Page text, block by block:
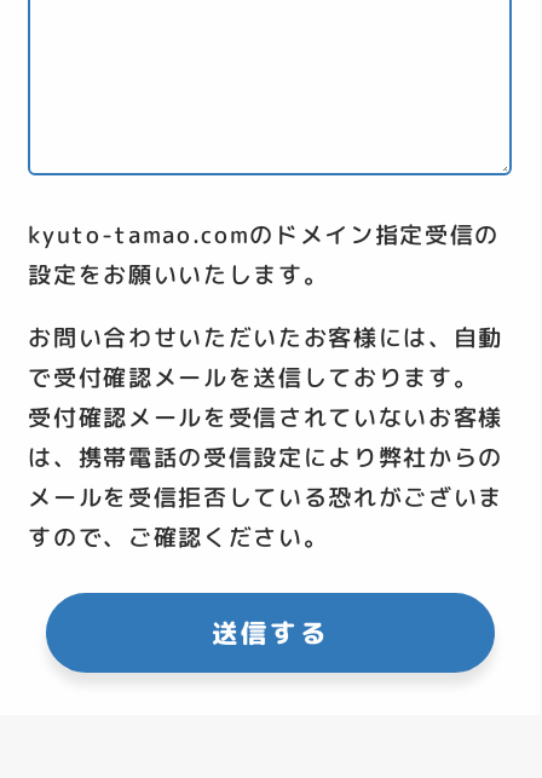
kyuto-tamao.comのドメイン指定受信の
設定をお願いいたします。
お問い合わせいただいたお客様には、自動
で受付確認メールを送信しております。
受付確認メールを受信されていないお客様
は、携帯電話の受信設定により弊社からの
メールを受信拒否している恐れがございま
すので、ご確認ください。